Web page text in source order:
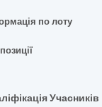
по лоту
Учасників